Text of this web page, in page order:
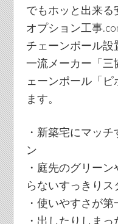
でもホッと出来る
オプション工事
チェーンポール設
一流メーカー「三
ェーンポール「
ます。
・新築宅にマッ
ン
・庭先のグリー
らないすっきりス
・使いやすさが
・出したりしま